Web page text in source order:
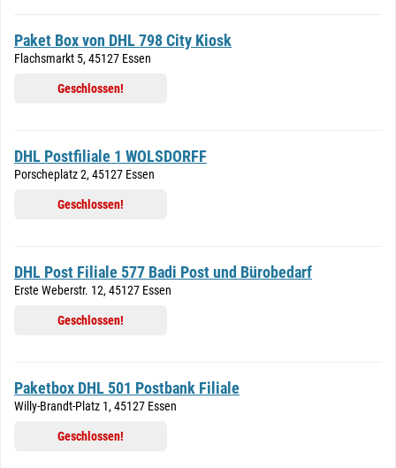
Paket Box von DHL 798 City Kiosk
Flachsmarkt 5, 45127 Essen
Geschlossen!
DHL Postfiliale 1 WOLSDORFF
Porscheplatz 2, 45127 Essen
Geschlossen!
DHL Post Filiale 577 Badi Post und Bürobedarf
Erste Weberstr. 12, 45127 Essen
Geschlossen!
Paketbox DHL 501 Postbank Filiale
Willy-Brandt-Platz 1, 45127 Essen
Geschlossen!